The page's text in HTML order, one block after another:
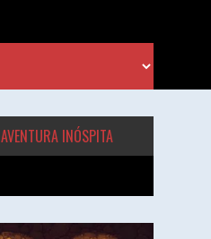
AVENTURA INÓSPITA